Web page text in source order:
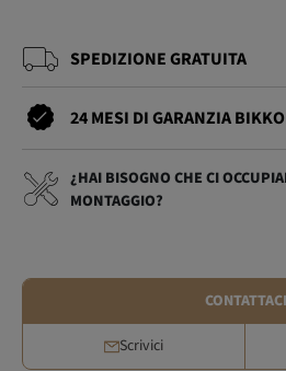
SPEDIZIONE GRATUITA
24 MESI DI GARANZIA
¿HAI BISOGNO CHE CI
MONTAGGIO?
CONTATTACI
Scrivici